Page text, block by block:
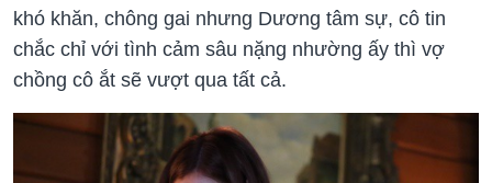
khó khăn, chông gai nhưng Dương tâm sự, cô tin
chắc chỉ với tình cảm sâu nặng nhường ấy thì vợ
chồng cô ắt sẽ vượt qua tất cả.